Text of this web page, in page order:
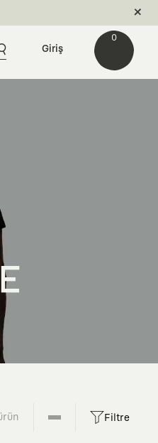
0
Giriş
Filtre